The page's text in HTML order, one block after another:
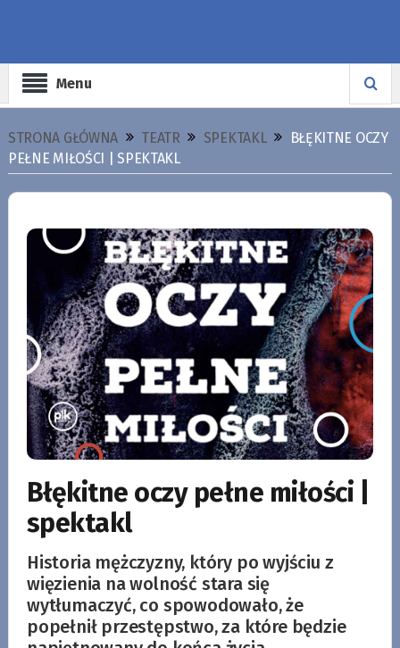
Menu
STRONA GŁÓWNA TEATR SPEKTAKL
BŁĘKITNE OCZY
PEŁNE MIŁOŚCI | SPEKTAKL
Błękitne oczy pełne miłości |
spektakl
Historia mężczyzny, który po wyjściu z
więzienia na wolność stara się
wytłumaczyć, co spowodowało, że
popełnił przestępstwo, za które będzie